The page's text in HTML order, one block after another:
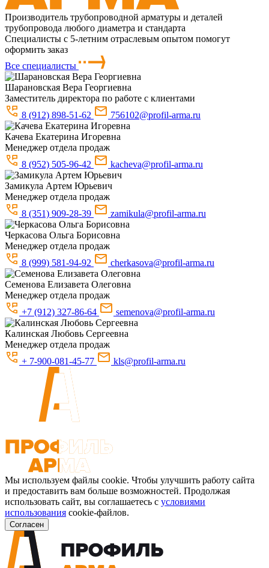
Производитель трубопроводной арматуры и деталей
трубопровода любого диаметра и стандарта
Специалисты с 5-летним отраслевым опытом помогут
оформить заказ
Все специалисты
Шарановская Вера Георгиевна
Заместитель директора по работе с клиентами
8 (912) 898-51-62
756102@profil-arma.ru
Качева Екатерина Игоревна
Менеджер отдела продаж
8 (952) 505-96-42
kacheva@profil-arma.ru
Замикула Артем Юрьевич
Менеджер отдела продаж
8 (351) 909-28-39
zamikula@profil-arma.ru
Черкасова Ольга Борисовна
Менеджер отдела продаж
8 (999) 581-94-92
cherkasova@profil-arma.ru
Семенова Елизавета Олеговна
Менеджер отдела продаж
+7 (912) 327-86-64
semenova@profil-arma.ru
Калинская Любовь Сергеевна
Менеджер отдела продаж
+ 7-900-081-45-77
kls@profil-arma.ru
Мы используем файлы cookie. Чтобы улучшить работу сайта
и предоставить вам больше возможностей. Продолжая
использовать сайт, вы соглашаетесь с условиями
использования cookie-файлов.
Согласен